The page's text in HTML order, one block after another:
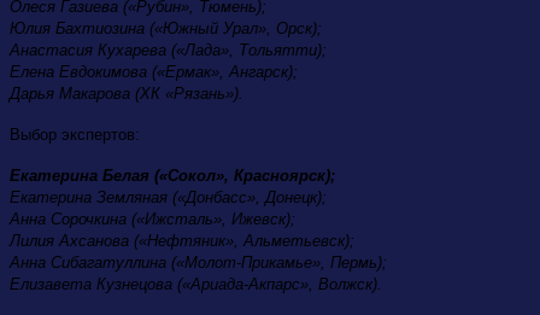
Олеся Газиева («Рубин», Тюмень);
Юлия Бахтиозина («Южный Урал», Орск);
Анастасия Кухарева («Лада», Тольятти);
Елена Евдокимова («Ермак», Ангарск);
Дарья Макарова (ХК «Рязань»).
Выбор экспертов:
Екатерина Белая («Сокол», Красноярск);
Екатерина Земляная («Донбасс», Донецк);
Анна Сорочкина («Ижсталь», Ижевск);
Лилия Ахсанова («Нефтяник», Альметьевск);
Анна Сибагатуллина («Молот-Прикамье», Пермь);
Елизавета Кузнецова («Ариада-Акпарс», Волжск).